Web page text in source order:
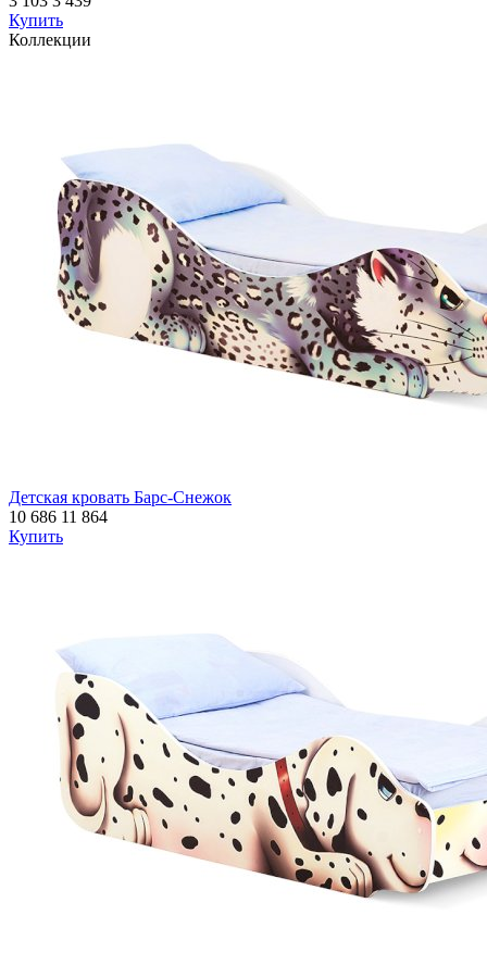
Купить
Коллекции
Детская кровать Барс-Снежок
10 686 11 864
Купить